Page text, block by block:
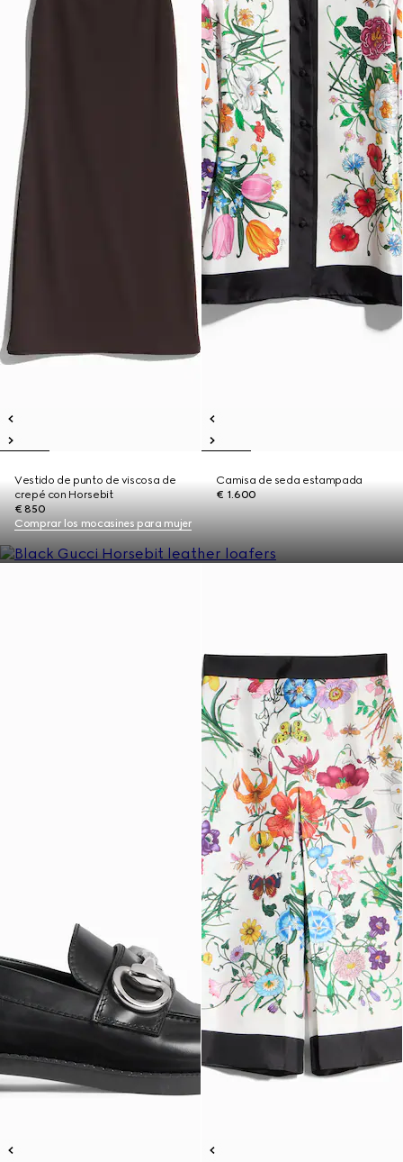
Vestido de punto de viscosa de
crepé con Horsebit
€ 850
Camisa de seda estampada
€ 1.600
Comprar los mocasines para mujer